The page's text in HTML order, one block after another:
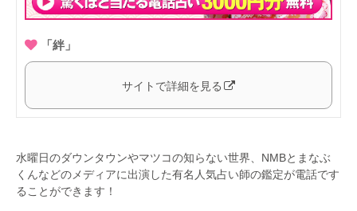
「絆」
サイトで詳細を見る
水曜日のダウンタウンやマツコの知らない世界、NMBとまなぶ
くんなどのメディアに出演した有名人気占い師の鑑定が電話です
ることができます！